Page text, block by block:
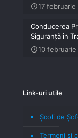
17 februarie
Conducerea
Siguranță în
10 februarie
Link-uri utile
Școli de
Termeni şi